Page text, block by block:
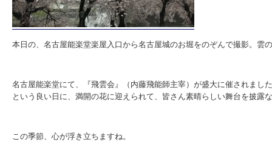
本日の、名古屋能楽堂楽屋入口から名古屋城のお堀をのぞんで撮影。雲
名古屋能楽堂にて、『飛雲会』（内藤飛能師主宰）が盛大に催されまし
という良い日に、満開の花に迎えられて、皆さん素晴らしい舞台を披露
この季節、心が浮き立ちますね。